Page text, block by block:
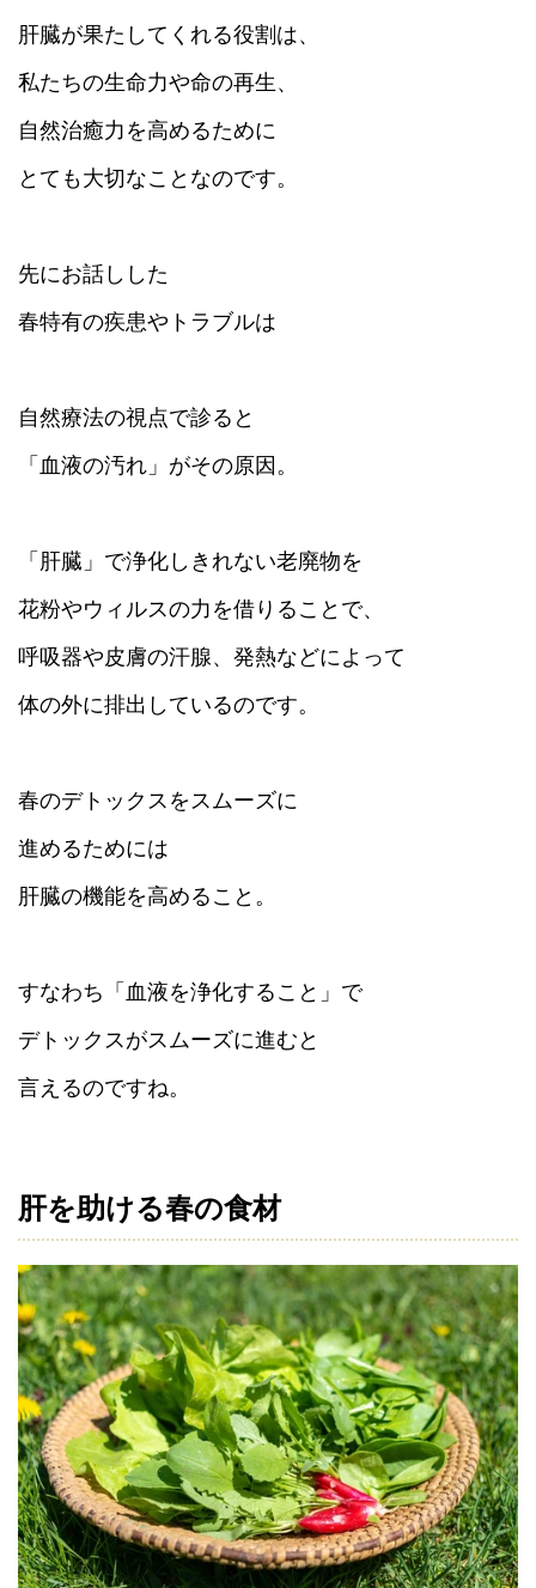
肝臓が果たしてくれる役割は、
私たちの生命力や命の再生、
自然治癒力を高めるために
とても大切なことなのです。
先にお話しした
春特有の疾患やトラブルは
自然療法の視点で診ると
「血液の汚れ」がその原因。
「肝臓」で浄化しきれない老廃物を
花粉やウィルスの力を借りることで、
呼吸器や皮膚の汗腺、発熱などによって
体の外に排出しているのです。
春のデトックスをスムーズに
進めるためには
肝臓の機能を高めること。
すなわち「血液を浄化すること」で
デトックスがスムーズに進むと
言えるのですね。
肝を助ける春の食材